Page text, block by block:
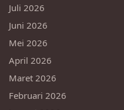
Juli 2026
Juni 2026
Mei 2026
April 2026
Maret 2026
Februari 2026